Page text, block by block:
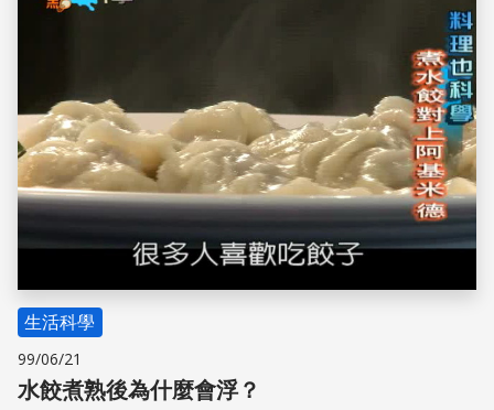
生活科學
99/06/21
水餃煮熟後為什麼會浮？